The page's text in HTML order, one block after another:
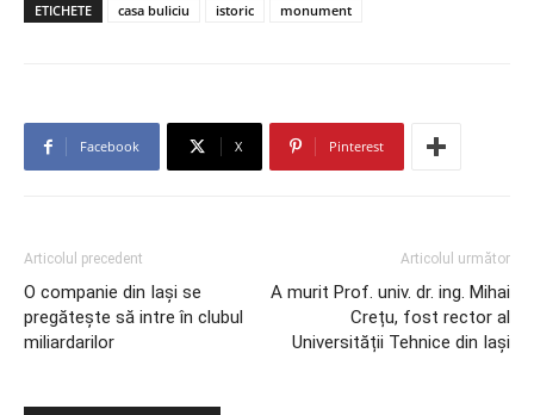
ETICHETE casa buliciu istoric monument
Facebook X Pinterest
Articolul precedent
O companie din Iași se
pregătește să intre în clubul
miliardarilor
Articolul următor
A murit Prof. univ. dr. ing. Mihai
Crețu, fost rector al
Universității Tehnice din Iași